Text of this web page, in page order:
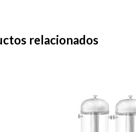
relacionados